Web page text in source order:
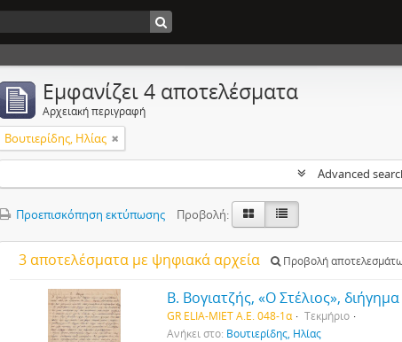
Εμφανίζει 4 αποτελέσματα
Αρχειακή περιγραφή
Βουτιερίδης, Ηλίας
Advanced
Προεπισκόπηση εκτύπωσης Προβολή:
3 αποτελέσματα με ψηφιακά αρχεία Προβολή
Β. Βογιατζής, «Ο Στέλιος»,
GR ELIA-MIET Α.Ε. 048-1α
Τεκμήριο
Ανήκει στο: Βουτιερίδης, Ηλίας